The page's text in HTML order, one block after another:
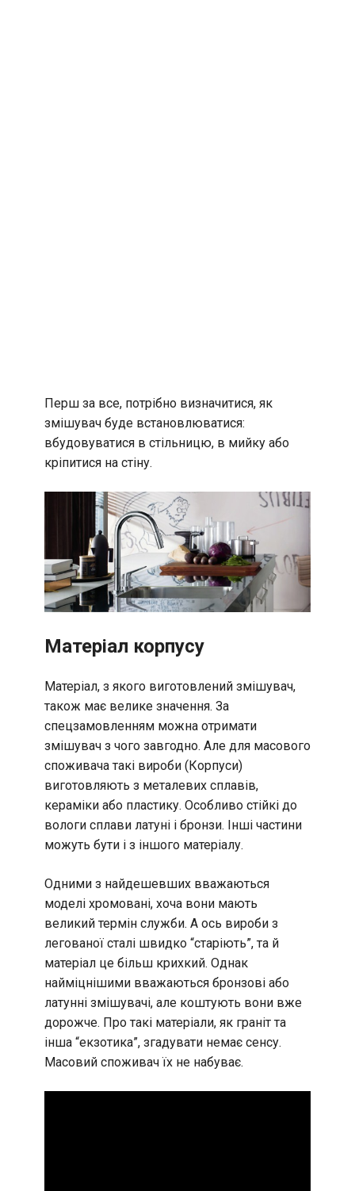
Перш за все, потрібно визначитися, як
змішувач буде встановлюватися:
вбудовуватися в стільницю, в мийку або
кріпитися на стіну.
Матеріал корпусу
Матеріал, з якого виготовлений змішувач,
також має велике значення. За
спецзамовленням можна отримати
змішувач з чого завгодно. Але для масового
споживача такі вироби (Корпуси)
виготовляють з металевих сплавів,
кераміки або пластику. Особливо стійкі до
вологи сплави латуні і бронзи. Інші частини
можуть бути і з іншого матеріалу.
Одними з найдешевших вважаються
моделі хромовані, хоча вони мають
великий термін служби. А ось вироби з
легованої сталі швидко “старіють”, та й
матеріал це більш крихкий. Однак
найміцнішими вважаються бронзові або
латунні змішувачі, але коштують вони вже
дорожче. Про такі матеріали, як граніт та
інша “екзотика”, згадувати немає сенсу.
Масовий споживач їх не набуває.